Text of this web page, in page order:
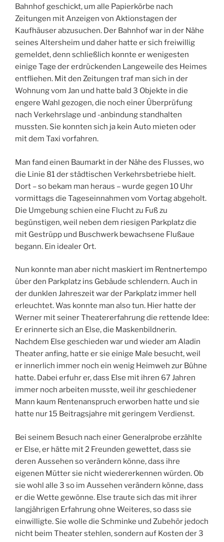
Bahnhof geschickt, um alle Papierkörbe nach
Zeitungen mit Anzeigen von Aktionstagen der
Kaufhäuser abzusuchen. Der Bahnhof war in der Nähe
seines Altersheim und daher hatte er sich freiwillig
gemeldet, denn schließlich konnte er wenigesten
einige Tage der erdrückenden Langeweile des Heimes
entfliehen. Mit den Zeitungen traf man sich in der
Wohnung vom Jan und hatte bald 3 Objekte in die
engere Wahl gezogen, die noch einer Überprüfung
nach Verkehrslage und -anbindung standhalten
mussten. Sie konnten sich ja kein Auto mieten oder
mit dem Taxi vorfahren.
Man fand einen Baumarkt in der Nähe des Flusses, wo
die Linie 81 der städtischen Verkehrsbetriebe hielt.
Dort – so bekam man heraus – wurde gegen 10 Uhr
vormittags die Tageseinnahmen vom Vortag abgeholt.
Die Umgebung schien eine Flucht zu Fuß zu
begünstigen, weil neben dem riesigen Parkplatz die
mit Gestrüpp und Buschwerk bewachsene Flußaue
begann. Ein idealer Ort.
Nun konnte man aber nicht maskiert im Rentnertempo
über den Parkplatz ins Gebäude schlendern. Auch in
der dunklen Jahreszeit war der Parkplatz immer hell
erleuchtet. Was konnte man also tun. Hier hatte der
Werner mit seiner Theatererfahrung die rettende Idee:
Er erinnerte sich an Else, die Maskenbildnerin.
Nachdem Else geschieden war und wieder am Aladin
Theater anfing, hatte er sie einige Male besucht, weil
er innerlich immer noch ein wenig Heimweh zur Bühne
hatte. Dabei erfuhr er, dass Else mit ihren 67 Jahren
immer noch arbeiten musste, weil ihr geschiedener
Mann kaum Rentenanspruch erworben hatte und sie
hatte nur 15 Beitragsjahre mit geringem Verdienst.
Bei seinem Besuch nach einer Generalprobe erzählte
er Else, er hätte mit 2 Freunden gewettet, dass sie
deren Aussehen so verändern könne, dass ihre
eigenen Mütter sie nicht wiedererkennen würden. Ob
sie wohl alle 3 so im Aussehen verändern könne, dass
er die Wette gewönne. Else traute sich das mit ihrer
langjährigen Erfahrung ohne Weiteres, so dass sie
einwilligte. Sie wolle die Schminke und Zubehör jedoch
nicht beim Theater stehlen, sondern auf Kosten der 3